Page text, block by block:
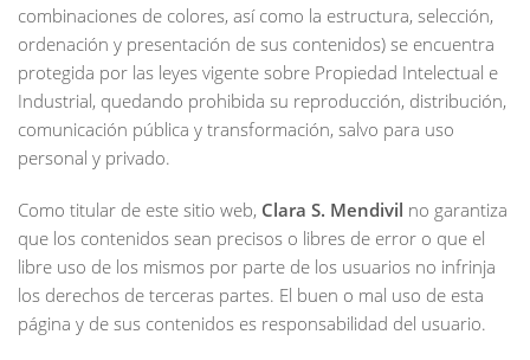
combinaciones de colores, así como la estructura, selección,
ordenación y presentación de sus contenidos) se encuentra
protegida por las leyes vigente sobre Propiedad Intelectual e
Industrial, quedando prohibida su reproducción, distribución,
comunicación pública y transformación, salvo para uso
personal y privado.
Como titular de este sitio web, Clara S. Mendivil no garantiza
que los contenidos sean precisos o libres de error o que el
libre uso de los mismos por parte de los usuarios no infrinja
los derechos de terceras partes. El buen o mal uso de esta
página y de sus contenidos es responsabilidad del usuario.